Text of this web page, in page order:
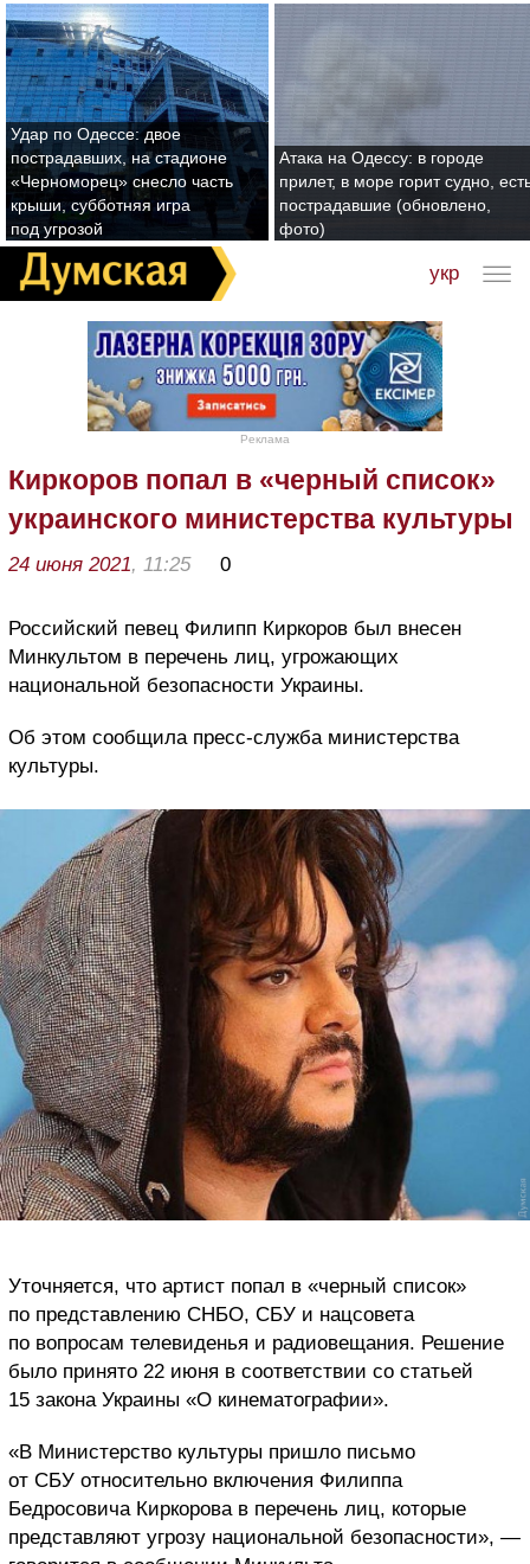
Удар по Одессе: двое
пострадавших, на стадионе
«Черноморец» снесло часть
крыши, субботняя игра
под угрозой
Атака на Одессу: в городе
прилет, в море горит судно,
пострадавшие (обновлено,
фото)
укр
Реклама
Киркоров попал в «черный список»
украинского министерства культуры
24 июня 2021, 11:25 0
Российский певец Филипп Киркоров был внесен
Минкультом в перечень лиц, угрожающих
национальной безопасности Украины.
Об этом сообщила пресс-служба министерства
культуры.
Уточняется, что артист попал в «черный список»
по представлению СНБО, СБУ и нацсовета
по вопросам телевиденья и радиовещания. Решение
было принято 22 июня в соответствии со статьей
15 закона Украины «О кинематографии».
«В Министерство культуры пришло письмо
от СБУ относительно включения Филиппа
Бедросовича Киркорова в перечень лиц, которые
представляют угрозу национальной безопасности», —